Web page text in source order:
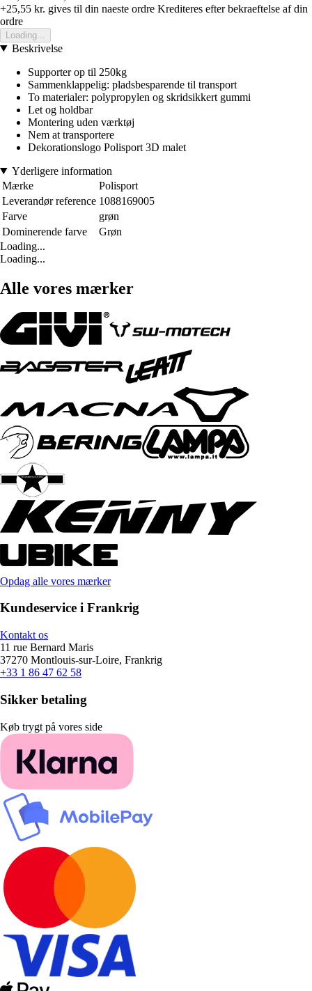
+25,55 kr. gives til din naeste ordre Krediteres efter bekraeftelse af din
ordre
Loading...
Beskrivelse
Supporter op til 250kg
Sammenklappelig: pladsbesparende til transport
To materialer: polypropylen og skridsikkert gummi
Let og holdbar
Montering uden værktøj
Nem at transportere
Dekorationslogo Polisport 3D malet
Yderligere information
Mærke
Polisport
Leverandør reference 1088169005
Farve
grøn
Dominerende farve
Grøn
Loading...
Loading...
Alle vores mærker
Opdag alle vores mærker
Kundeservice i Frankrig
Kontakt os
11 rue Bernard Maris
37270 Montlouis-sur-Loire, Frankrig
+33 1 86 47 62 58
Sikker betaling
Køb trygt på vores side